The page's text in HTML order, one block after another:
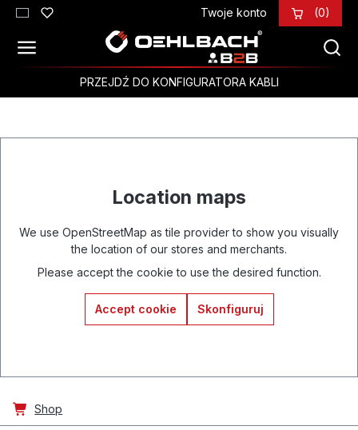
Przejdź do głównej zawartości Twoje konto (0)
PRZEJDŹ DO KONFIGURATORA KABLI
Location maps
We use OpenStreetMap as tile provider to show you visually
the location of our stores and merchants.
Please accept the cookie to use the desired function.
Accept cookie Skonfiguruj
Shop